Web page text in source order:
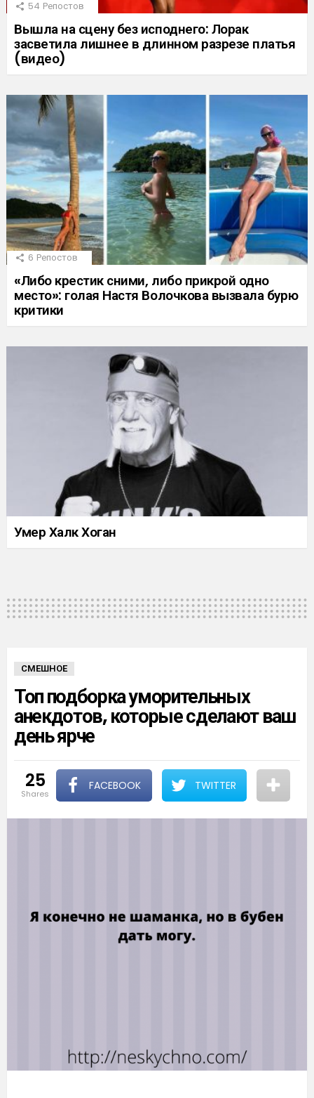
54 Репостов
Вышла на сцену без исподнего: Лорак
засветила лишнее в длинном разрезе платья
(видео)
6 Репостов
«Либо крестик сними, либо прикрой одно
место»: голая Настя Волочкова вызвала бурю
критики
Умер Халк Хоган
СМЕШНОЕ
Топ подборка уморительных
анекдотов, которые сделают ваш
день ярче
25
shares
FACEBOOK TWITTER